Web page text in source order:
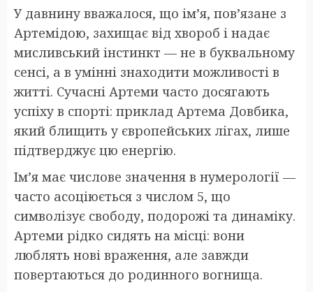
У давнину вважалося, що ім’я, пов’язане з
Артемідою, захищає від хвороб і надає
мисливський інстинкт — не в буквальному
сенсі, а в умінні знаходити можливості в
житті. Сучасні Артеми часто досягають
успіху в спорті: приклад Артема Довбика,
який блищить у європейських лігах, лише
підтверджує цю енергію.
Ім’я має числове значення в нумерології —
часто асоціюється з числом 5, що
символізує свободу, подорожі та динаміку.
Артеми рідко сидять на місці: вони
люблять нові враження, але завжди
повертаються до родинного вогнища.